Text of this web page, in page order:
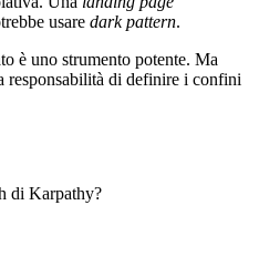
usare dark pattern.
è uno strumento potente. Ma
responsabilità di definire i confini
di Karpathy?